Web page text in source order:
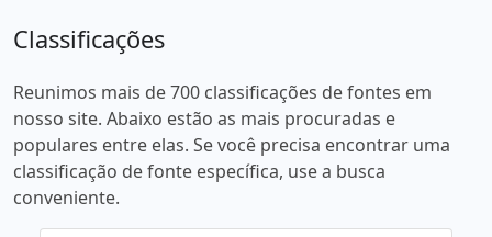
Classificações
Reunimos mais de 700 classificações de fontes em
nosso site. Abaixo estão as mais procuradas e
populares entre elas. Se você precisa encontrar uma
classificação de fonte específica, use a busca
conveniente.